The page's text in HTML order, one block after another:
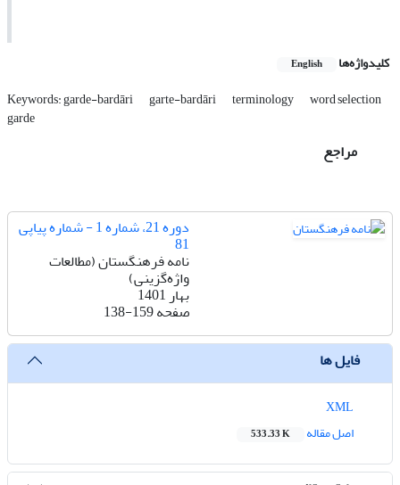
کلیدواژه‌ها English
Keywords: garde-bardāri garte-bardāri terminology word selection
garde
مراجع
دوره 21، شماره 1 - شماره پیاپی
81
نامه فرهنگستان (مطالعات
واژه‌گزینی)
بهار 1401
صفحه138-159
فایل ها
اصل مقاله
533.33 K